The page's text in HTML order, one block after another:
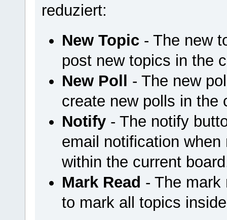
reduziert:
New Topic- The new
post new topics in the
New Poll
- The new
create new polls in the
Notify- The notify
email notification
within the current
Mark Read - The mark
to mark all topics